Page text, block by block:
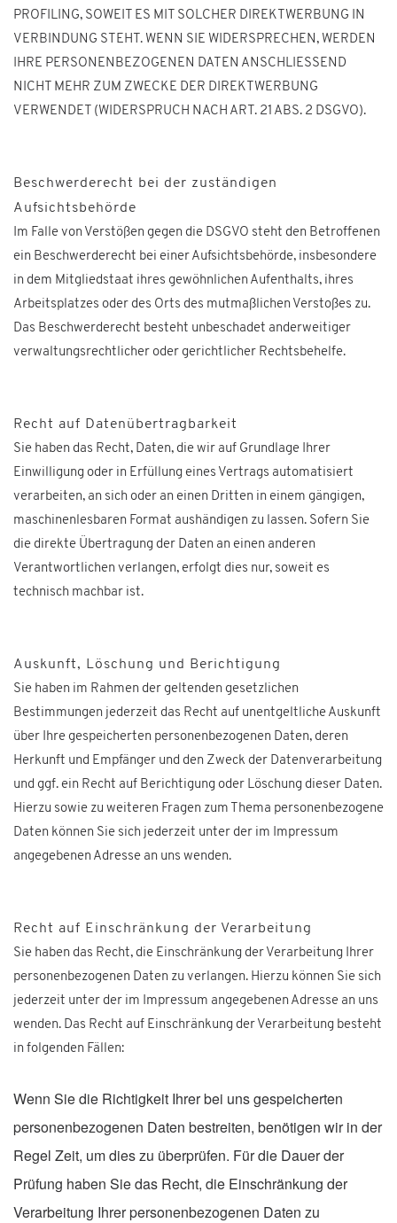
PROFILING, SOWEIT ES MIT SOLCHER DIREKTWERBUNG IN
VERBINDUNG STEHT. WENN SIE WIDERSPRECHEN, WERDEN
IHRE PERSONENBEZOGENEN DATEN ANSCHLIESSEND
NICHT MEHR ZUM ZWECKE DER DIREKTWERBUNG
VERWENDET (WIDERSPRUCH NACH ART. 21 ABS. 2 DSGVO).
Beschwerderecht bei der zuständigen
Aufsichtsbehörde
Im Falle von Verstößen gegen die DSGVO steht den Betroffenen
ein Beschwerderecht bei einer Aufsichtsbehörde, insbesondere
in dem Mitgliedstaat ihres gewöhnlichen Aufenthalts, ihres
Arbeitsplatzes oder des Orts des mutmaßlichen Verstoßes zu.
Das Beschwerderecht besteht unbeschadet anderweitiger
verwaltungsrechtlicher oder gerichtlicher Rechtsbehelfe.
Recht auf Datenübertragbarkeit
Sie haben das Recht, Daten, die wir auf Grundlage Ihrer
Einwilligung oder in Erfüllung eines Vertrags automatisiert
verarbeiten, an sich oder an einen Dritten in einem gängigen,
maschinenlesbaren Format aushändigen zu lassen. Sofern Sie
die direkte Übertragung der Daten an einen anderen
Verantwortlichen verlangen, erfolgt dies nur, soweit es
technisch machbar ist.
Auskunft, Löschung und Berichtigung
Sie haben im Rahmen der geltenden gesetzlichen
Bestimmungen jederzeit das Recht auf unentgeltliche Auskunft
über Ihre gespeicherten personenbezogenen Daten, deren
Herkunft und Empfänger und den Zweck der Datenverarbeitung
und ggf. ein Recht auf Berichtigung oder Löschung dieser Daten.
Hierzu sowie zu weiteren Fragen zum Thema personenbezogene
Daten können Sie sich jederzeit unter der im Impressum
angegebenen Adresse an uns wenden.
Recht auf Einschränkung der Verarbeitung
Sie haben das Recht, die Einschränkung der Verarbeitung Ihrer
personenbezogenen Daten zu verlangen. Hierzu können Sie sich
jederzeit unter der im Impressum angegebenen Adresse an uns
wenden. Das Recht auf Einschränkung der Verarbeitung besteht
in folgenden Fällen:
Wenn Sie die Richtigkeit Ihrer bei uns gespeicherten
personenbezogenen Daten bestreiten, benötigen wir in der
Regel Zeit, um dies zu überprüfen. Für die Dauer der
Prüfung haben Sie das Recht, die Einschränkung der
Verarbeitung Ihrer personenbezogenen Daten zu